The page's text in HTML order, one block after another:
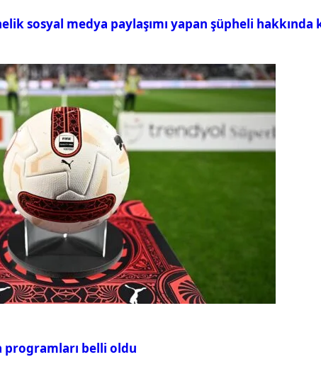
sosyal medya paylaşımı yapan şüpheli hakkında
programları belli oldu